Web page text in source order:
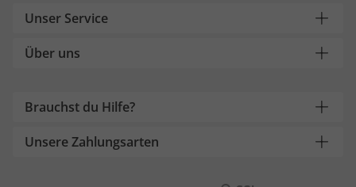
Unser Service
Über uns
Brauchst du Hilfe?
Unsere Zahlungsarten